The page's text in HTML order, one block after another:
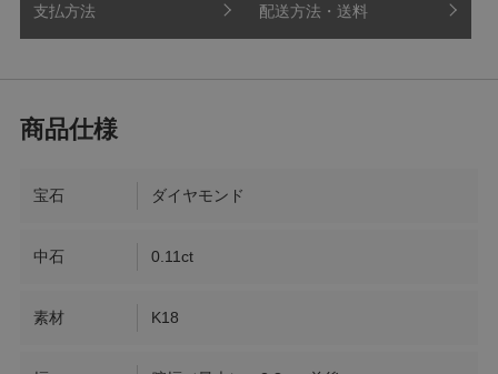
支払方法 配送方法・送料
宝石 ダイヤモンド
中石 0.11ct
素材 K18